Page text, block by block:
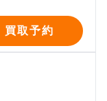
買取予約